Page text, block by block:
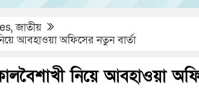
,জাতীয়
আবহাওয়া অফিসের নতুন বার্তা
নিয়ে আবহাওয়া